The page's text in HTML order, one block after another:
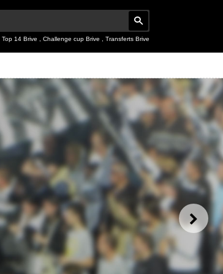
Top 14 Brive Challenge cup Brive Transferts Brive